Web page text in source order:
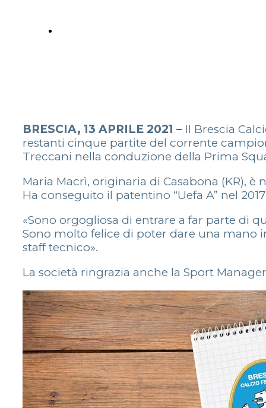
BRESCIA, 13 APRILE 2021 – Il Brescia
restanti cinque partite del corrente
Treccani nella conduzione della Prima
Maria Macrì, originaria di Casabona (KR),
Ha conseguito il patentino “Uefa A” nel
«Sono orgogliosa di entrare a far parte di
Sono molto felice di poter dare una mano
staff tecnico».
La società ringrazia anche la Sport